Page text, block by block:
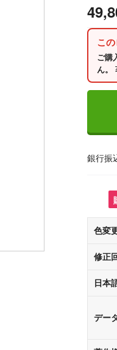
こ
ご購
ん。
銀行振
色変
修正
日本
デー